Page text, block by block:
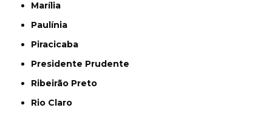
Marília
Paulínia
Piracicaba
Presidente Prudente
Ribeirão Preto
Rio Claro